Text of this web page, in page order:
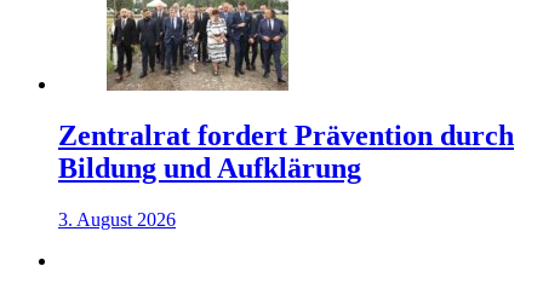
Zentralrat fordert Prävention durch
Bildung und Aufklärung
3. August 2026